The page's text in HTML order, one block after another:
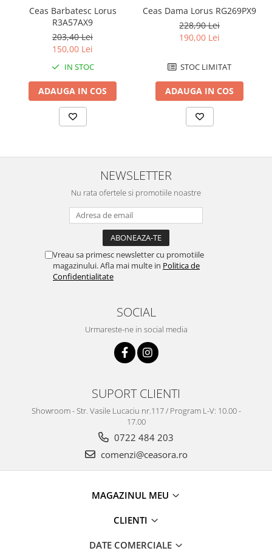
Chei Pendula
Clesti Miniatura
Curatare si Intretinere
Dispozitive Bratari si Curele
Dispozitive Capace Ceas
Surubelnite fine
Truse / Kituri Ceasornicar
Ceas Barbatesc Lorus
R3A57AX9
203,40 Lei
150,00 Lei
IN STOC
ADAUGA IN COS
Ceas Dama Lorus RG269PX9
228,90 Lei
190,00 Lei
STOC LIMITAT
ADAUGA IN COS
NEWSLETTER
Nu rata ofertele si promotiile noastre
Vreau sa primesc newsletter cu promotiile
magazinului. Afla mai multe in Politica de
Confidentialitate
SOCIAL
Urmareste-ne in social media
SUPORT CLIENTI
Showroom - Str. Vasile Lucaciu nr.117 / Program L-V: 10.00 -
17.00
0722 484 203
comenzi@ceasora.ro
MAGAZINUL MEU
CLIENTI
DATE COMERCIALE